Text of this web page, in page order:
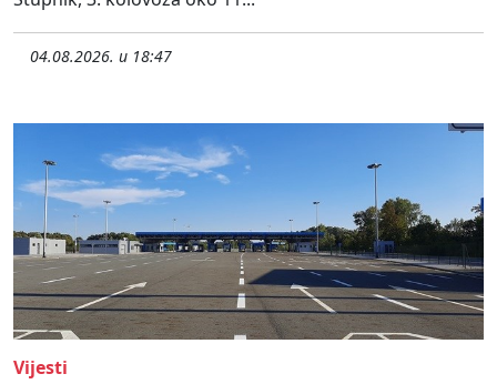
04.08.2026. u 18:47
Vijesti